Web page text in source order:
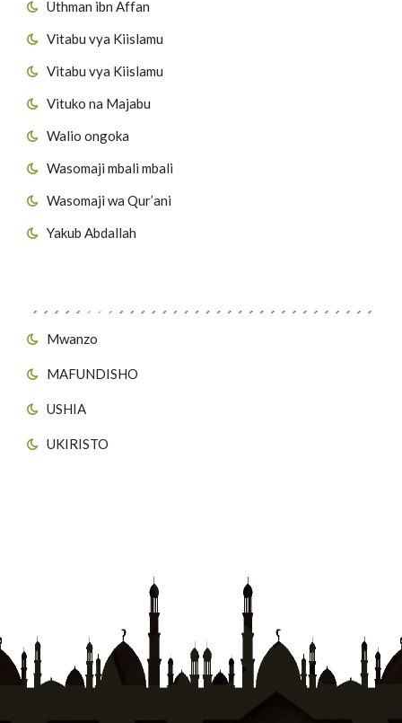
Uthman ibn Affan
Vitabu vya Kiislamu
Vitabu vya Kiislamu
Vituko na Majabu
Walio ongoka
Wasomaji mbali mbali
Wasomaji wa Qur’ani
Yakub Abdallah
Mwanzo
MAFUNDISHO
USHIA
UKIRISTO